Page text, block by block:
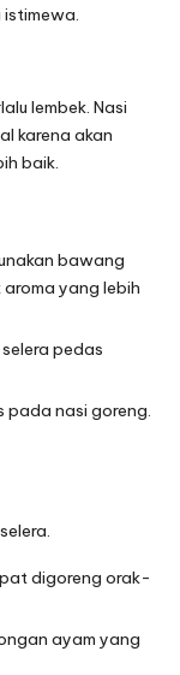
istimewa.
lembek. Nasi
karena akan
baik.
bawang
yang lebih
pedas
pada nasi goreng.
digoreng orak-
ayam yang